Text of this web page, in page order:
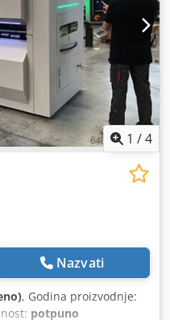
1 /4
Nazvati
, Godina proizvodnje:
potpuno